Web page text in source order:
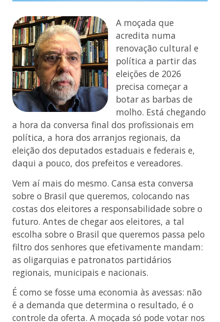
A moçada que
acredita numa
renovação cultural e
política a partir das
eleições de 2026
precisa começar a
botar as barbas de
molho. Está chegando
a hora da conversa final dos profissionais em
política, a hora dos arranjos regionais, da
eleição dos deputados estaduais e federais e,
daqui a pouco, dos prefeitos e vereadores.
Vem aí mais do mesmo. Cansa esta conversa
sobre o Brasil que queremos, colocando nas
costas dos eleitores a responsabilidade sobre o
futuro. Antes de chegar aos eleitores, a tal
escolha sobre o Brasil que queremos passa pelo
filtro dos senhores que efetivamente mandam:
as oligarquias e patronatos partidários
regionais, municipais e nacionais.
É como se fosse uma economia às avessas: não
é a demanda que determina o resultado, é o
controle da oferta. A moçada só pode votar nos